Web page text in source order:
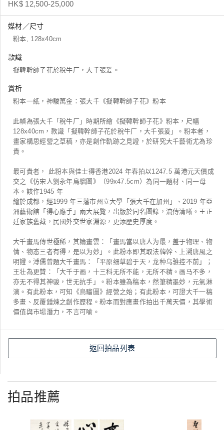
HK$ 12,500-25,000
媒材／尺寸
粉本, 128x40cm
款識
擬韓幹師子花於稅牛厂，大千張爰。
賞析
粉本一紙，神駿萬金：張大千《擬韓幹師子花》粉本
此幀為張大千「稅牛厂」時期所繪《擬韓幹師子花》粉本，尺幅
128x40cm，款識「擬韓幹師子花於稅牛厂，大千張爰」。粉本者，
畫家構思經營之草稿，亦是創作軌跡之見證，於研究大千藝術尤為珍
貴。
最可貴者， 此粉本與佳士得香港2024 年春拍以1247.5 萬港元天價成
交之《仿宋人劉永年烏騮圖》（99x47.5cm）為同一題材、同一母
本。該作1945 年
繪於成都，經1999 年三藩市州立大學「張大千在加州」、2019 年亞
洲藝術館「得心應手」兩大展覽，出版於同名圖錄，流傳清晰。王正
廷家族舊藏，民國外交世家淵源，更添歷史厚度。
大千畫馬傳世極稀，其論畫雲：「畫馬當以唐人为最，盖于物理、物
情、物态三者有得，是以为妙」。此粉本即其取法韓幹、上溯唐風之
明證。溥儒曾題大千畫馬：「平原细草碧于天，龙种乌骓控不前」；
王壮為更贊：「大千于画，十三科无所不能，无所不精。画马不多，
亦无不得其神骏，世无抗手」。粉本雖為稿本，然筆精墨妙，元氣淋
漓。有此粉本，可知《烏騮圖》經營之始；有此粉本，可證大千一稿
多畫、反覆錘煉之創作歷程。粉本而對應畫作拍出千萬天價，其學術
價值與市場潛力，不言可喻。
返回拍品列表
拍品推薦